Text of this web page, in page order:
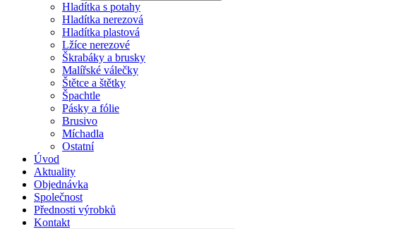
Hladítka s potahy
Hladítka nerezová
Hladítka plastová
Lžíce nerezové
Škrabáky a brusky
Malířské válečky
Štětce a štětky
Špachtle
Pásky a fólie
Brusivo
Míchadla
Ostatní
Úvod
Aktuality
Objednávka
Společnost
Přednosti výrobků
Kontakt